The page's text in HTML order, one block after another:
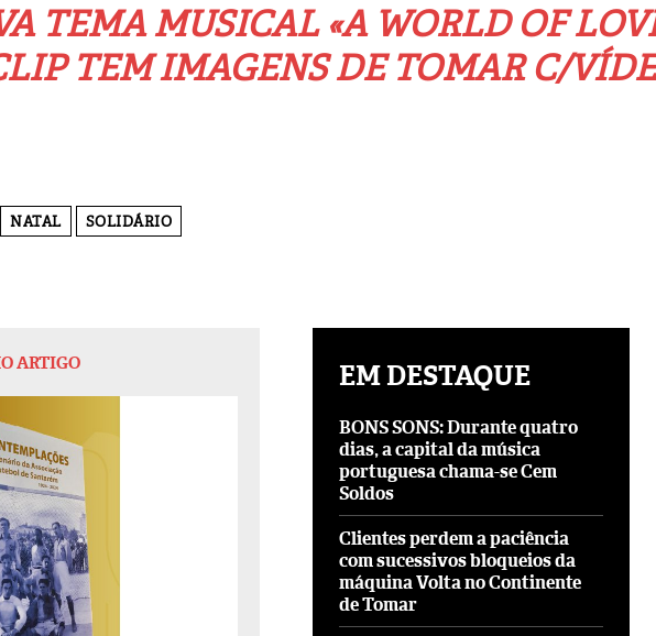
TEMA MUSICAL «A WORLD OF
TEM IMAGENS DE TOMAR C/
NATAL SOLIDÁRIO
ARTIGO EM DESTAQUE
BONS SONS: Durante quatro
dias, a capital da música
portuguesa chama-se Cem
Soldos
Clientes perdem a paciência
com sucessivos bloqueios da
máquina Volta no Continente
de Tomar